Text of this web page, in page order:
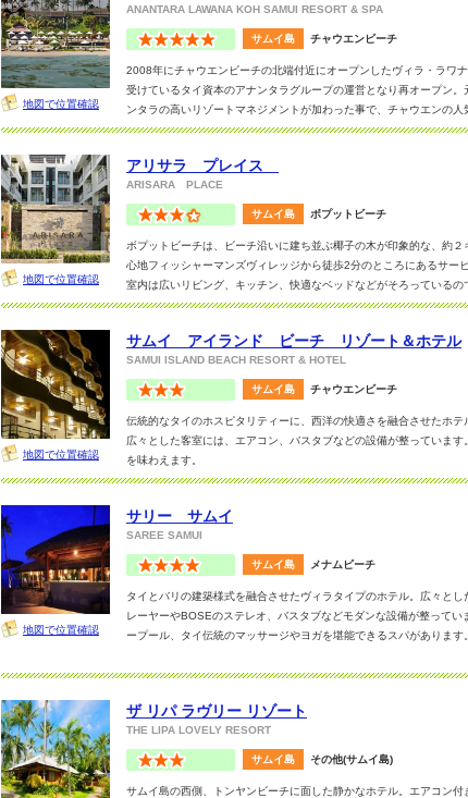
地図で位置確認
ANANTARA LAWANA KOH SAMUI RESORT & SPA
2008年にチャウエンビーチの北端付近にオープンしたヴィラ・ラワ
受けているタイ資本のアナンタラグループの運営となり再オープン
ンタラの高いリゾートマネジメントが加わった事で、チャウエンの人
ツーリスティックなエリアからやや離れている分、静かであるが、チ
地。
また、リゾートのエントランスから道を挟んで向かい側に何気にコン
お部屋はビルディングタイプとヴィラタイプに別れ、デラックスラ
プールが付く。
スタンダードタイプのデラックスラワナでも６１㎡～とスペースが
でもシービューのお部屋もあり、リクエスト可能なのが嬉しい。
サムイ島 チャウエンビーチ
地図で位置確認
アリサラ プレイス
ARISARA PLACE
ボプットビーチは、ビーチ沿いに建ち並ぶ椰子の木が印象的な、約
心地フィッシャーマンズヴィレッジから徒歩2分のところにあるサー
室内は広いリビング、キッチン、快適なベッドなどがそろっている
はジムやスイミングプールなどがそろっている。
サムイ島 ボプットビーチ
地図で位置確認
サムイ アイランド ビーチ リゾート＆ホテル
SAMUI ISLAND BEACH RESORT & HOTEL
伝統的なタイのホスピタリティーに、西洋の快適さを融合させたホテ
広々とした客室には、エアコン、バスタブなどの設備が整っていま
を味わえます。
マトラン島へのカヤックツアーなどアクティビティーも用意されて
サムイ島 チャウエンビーチ
地図で位置確認
サリー サムイ
SAREE SAMUI
タイとバリの建築様式を融合させたヴィラタイプのホテル。広々と
レーヤーやBOSEのステレオ、バスタブなどモダンな設備が整って
ープール、タイ伝統のマッサージやヨガを堪能できるスパがありま
分です。
サムイ島 メナムビーチ
ザ リパ ラヴリー リゾート
THE LIPA LOVELY RESORT
サムイ島の西側、トンヤンビーチに面した静かなホテル。エアコン
サムイ島 その他(サムイ島)